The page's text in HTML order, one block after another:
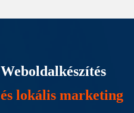
Weboldalkészítés
és lokális marketing